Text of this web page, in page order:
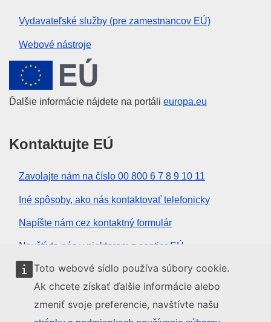
Toto webové sídlo používa súbory cookie.
Ak chcete získať ďalšie informácie alebo
zmeniť svoje preferencie, navštívte našu
Vydavateľské služby (pre zamestnancov EÚ)
Webové nástroje
Európska únia
Ďalšie informácie nájdete na portáli europa.eu
Kontaktujte EÚ
Zavolajte nám na číslo 00 800 6 7 8 9 10 11
Iné spôsoby, ako nás kontaktovať telefonicky
Napíšte nám cez kontaktný formulár
Navštívte nás v niektorom z centier EÚ
Sociálne médiá